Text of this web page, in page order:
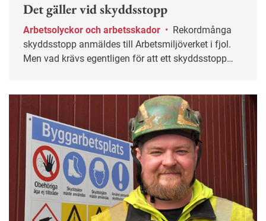
Det gäller vid skyddsstopp
Arbetsolyckor och arbetsskador •
skyddsstopp anmäldes till Arbetsmiljöverket i fjol.
Men vad krävs egentligen för att ett skyddsstopp